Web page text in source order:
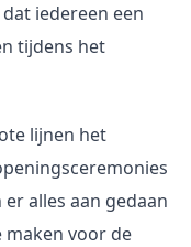
iedereen een
tijdens het
lijnen het
alles aan gedaan
maken voor de